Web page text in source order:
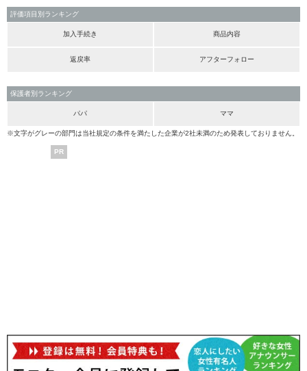
評価項目別ランキング
加入手続き 商品内容
返戻率 アフターフォロー
保護者別ランキング
パパ ママ
※文字がグレーの部門は当社規定の条件を満たした企業が2社未満のため発表しておりません。
PR